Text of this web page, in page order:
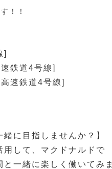
！！
]
鉄道4号線]
速鉄道4号線]
緒に目指しませんか？】
用して、マクドナルドで
一緒に楽しく働いてみま